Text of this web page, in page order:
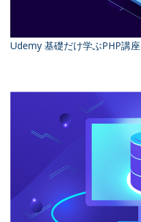
Udemy 基礎だけ学ぶPHP講座